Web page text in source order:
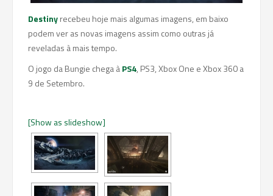
Destinyrecebeu hoje mais algumas imagens, em baixo
podem ver as novas imagens assim como outras já
reveladas à mais tempo.
O jogo da Bungie chega àPS4, PS3, Xbox One e Xbox 360 a
9 de Setembro.
[Show as slideshow]